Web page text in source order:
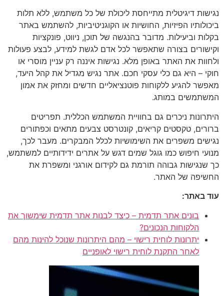
נגישות דיגיטלית מתייחסת ליכולת של כל משתמש, ללא תלות
ביכולותיו הפיזיות, החושיות או הקוגניטיביות, להשתמש באתר
בקלות וביעילות. מדובר בהנגשה של תוכן, ניווט, פונקציות
וקישורים בצורה שתאפשר לכל אדם לגשת למידע, לבצע פעולות
ולחוות את האתר באופן מלא. נגישות איננה רק עניין מוסרי או
חוקי – היא גם כלי עסקי חכם. אתר נגיש מגדיל את קהל היעד,
מאפשר להגיע ללקוחות פוטנציאליים חדשים ומחזק את אמון
המשתמשים במותג.
היתרונות ניכרים גם בחוויית המשתמש הכללית. תפריטים
ברורים, טקסטים קריאים, קונטרסט צבעים מתאים וכפתורים
נגישים משפרים את השימושיות לכלל המבקרים. מעבר לכך,
מנועי חיפוש כמו גוגל שמים דגש על אתרים ידידותיים למשתמש,
כך שנגישות גבוהה תורמת גם לקידום אורגני ומשפרת את
החשיפה של האתר.
עוד באתר:
בונים אתר תדמית – כיצד לבנות אתר תדמית שימשוך את
הלקוחות הנכונים?
יתרונות לוחית רישוי – מהם היתרונות שנוכל להינות מהם
לאחר התקנת לוחית רישוי לאופניים